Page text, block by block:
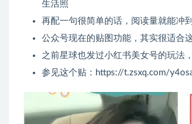
生活照
再配一句很简单的话，阅读量就能冲
公众号现在的贴图功能，其实很适合
之前星球也发过小红书美女号的玩法，
参见这个贴：https://t.zsxq.com/